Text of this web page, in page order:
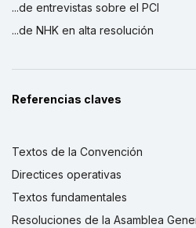
...de entrevistas sobre el PCI
...de NHK en alta resolución
Referencias claves
Textos de la Convención
Directices operativas
Textos fundamentales
Resoluciones de la Asamblea